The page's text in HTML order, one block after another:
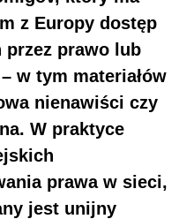
z Europy dostęp
prawo lub
w tym materiałów
nienawiści czy
W praktyce
prawa w sieci,
jest unijny